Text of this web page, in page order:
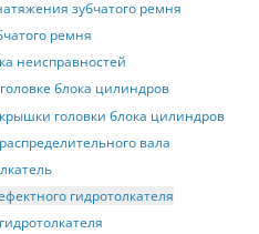
зубчатого ремня
ремня
неисправностей
блока цилиндров
головки блока цилиндров
вала
гидротолкателя